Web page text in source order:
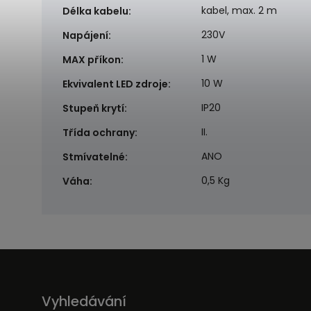
Délka kabelu:
kabel, max. 2 m
Napájení:
230V
MAX příkon:
1 W
Ekvivalent LED zdroje:
10 W
Stupeň krytí:
IP20
Třída ochrany:
II.
Stmívatelné:
ANO
Váha: 0,5 Kg
Vyhledávání